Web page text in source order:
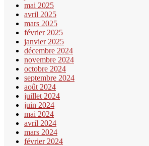
mai 2025
avril 2025
mars 2025
février 2025
janvier 2025
décembre 2024
novembre 2024
octobre 2024
septembre 2024
août 2024
juillet 2024
juin 2024
mai 2024
avril 2024
mars 2024
février 2024